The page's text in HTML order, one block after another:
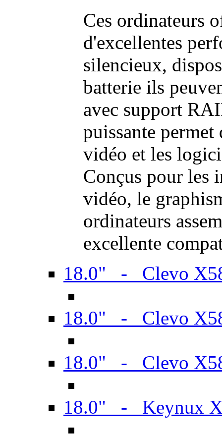
Ces ordinateurs
d'excellentes
silencieux,
batterie ils
avec support
puissante permet
vidéo et les
Conçus pour les
vidéo, le
ordinateurs
excellente
18.0" - Clevo
18.0" - Clevo
18.0" - Clevo
18.0" - Keynux